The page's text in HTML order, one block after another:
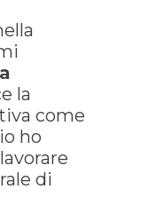
la
come
ho
di